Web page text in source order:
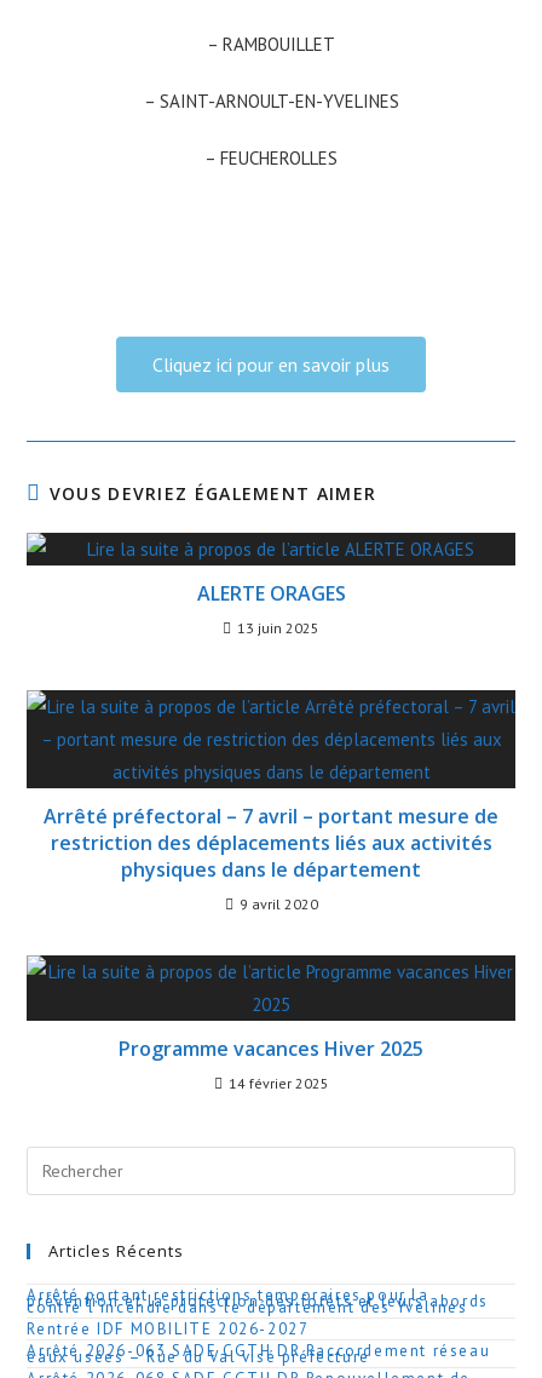
– RAMBOUILLET
– SAINT-ARNOULT-EN-YVELINES
– FEUCHEROLLES
Cliquez ici pour en savoir plus
VOUS DEVRIEZ ÉGALEMENT AIMER
ALERTE ORAGES
13 juin 2025
Arrêté préfectoral – 7 avril – portant mesure de
restriction des déplacements liés aux activités
physiques dans le département
9 avril 2020
Programme vacances Hiver 2025
14 février 2025
Articles Récents
Arrêté portant restrictions temporaires pour la
prévention et la protection des forêts et leurs abords
contre l’incendie dans le département des Yvelines
Rentrée IDF MOBILITE 2026-2027
Arrêté 2026-063 SADE CGTH DR Raccordement réseau
eaux usées – Rue du Val visé préfecture